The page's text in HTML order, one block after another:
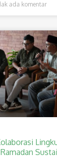
ada komentar